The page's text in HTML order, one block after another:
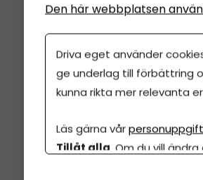
Läs hela analysen hos
Den här webbplatsen
Driva eget använder
ge underlag till förbättring
kunna rikta mer relevanta
Läs gärna vår
Tillåt alla . Om du vill